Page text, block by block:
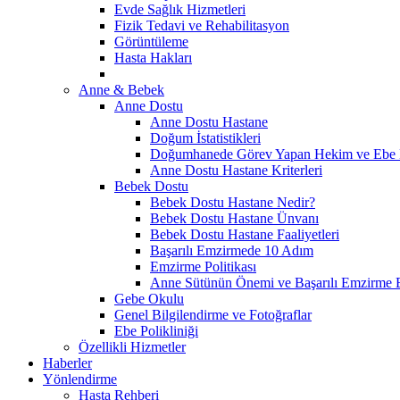
Evde Sağlık Hizmetleri
Fizik Tedavi ve Rehabilitasyon
Görüntüleme
Hasta Hakları
Anne & Bebek
Anne Dostu
Anne Dostu Hastane
Doğum İstatistikleri
Doğumhanede Görev Yapan Hekim ve Ebe
Anne Dostu Hastane Kriterleri
Bebek Dostu
Bebek Dostu Hastane Nedir?
Bebek Dostu Hastane Ünvanı
Bebek Dostu Hastane Faaliyetleri
Başarılı Emzirmede 10 Adım
Emzirme Politikası
Anne Sütünün Önemi ve Başarılı Emzirme
Gebe Okulu
Genel Bilgilendirme ve Fotoğraflar
Ebe Polikliniği
Özellikli Hizmetler
Haberler
Yönlendirme
Hasta Rehberi